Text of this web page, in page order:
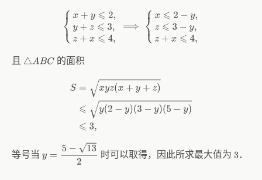
x +y⩽2 ,y+ z⩽3, ⟹ {x ⩽2 −y ,z⩽3
且 △ABC 的面积
S= x+y+z)⩽y(2−y)(3−y)
等号当
13 2
时可以取得，因此所求最大值为 3．